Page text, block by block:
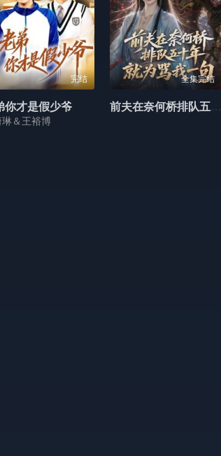
完结
你才是假少爷
琳＆王裕博
全集完结
前夫在奈何桥排队五十年，就为骂我一句